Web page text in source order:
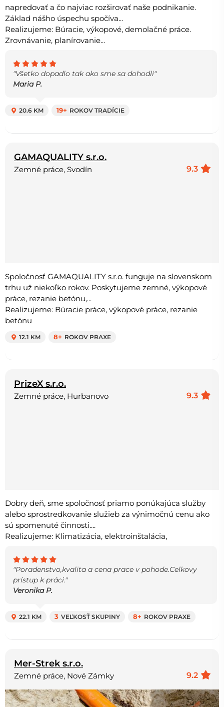
napredovať a čo najviac rozširovať naše podnikanie.
Základ nášho úspechu spočíva...
Realizujeme: Búracie, výkopové, demolačné práce.
Zrovnávanie, planírovanie...
"Všetko dopadlo tak ako sme sa dohodli"
Maria P.
20.6 KM 19+ ROKOV TRADÍCIE
GAMAQUALITY s.r.o.
9.3
Zemné práce, Svodín
Spoločnosť GAMAQUALITY s.r.o. funguje na slovenskom
trhu už niekoľko rokov. Poskytujeme zemné, výkopové
práce, rezanie betónu,...
Realizujeme: Búracie práce, výkopové práce, rezanie
betónu
12.1 KM 8+ ROKOV PRAXE
PrizeX s.r.o.
9.3
Zemné práce, Hurbanovo
Dobry deň, sme spoločnosť priamo ponúkajúca služby
alebo sprostredkovanie služieb za výnimočnú cenu ako
sú spomenuté činnosti....
Realizujeme: Klimatizácia, elektroinštalácia,
"Poradenstvo,kvalita a cena prace v pohode.Celkovy
prístup k práci."
Veronika P.
22.1 KM 3 VEĽKOSŤ SKUPINY 8+ ROKOV PRAXE
Mer-Strek s.r.o.
9.2
Zemné práce, Nové Zámky